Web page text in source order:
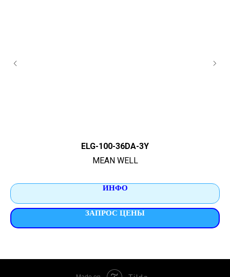
ELG-100-36DA-3Y
MEAN WELL
ИНФО
ЗАПРОС ЦЕНЫ